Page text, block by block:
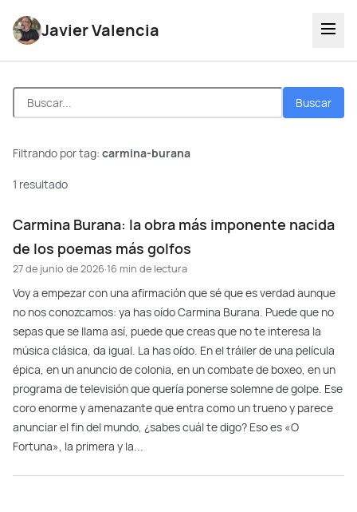
Javier Valencia
Buscar
Filtrando por tag: carmina-burana
1 resultado
Carmina Burana: la obra más imponente nacida
de los poemas más golfos
27 de junio de 2026·16 min de lectura
Voy a empezar con una afirmación que sé que es verdad aunque
no nos conozcamos: ya has oído Carmina Burana. Puede que no
sepas que se llama así, puede que creas que no te interesa la
música clásica, da igual. La has oído. En el tráiler de una película
épica, en un anuncio de colonia, en un combate de boxeo, en un
programa de televisión que quería ponerse solemne de golpe. Ese
coro enorme y amenazante que entra como un trueno y parece
anunciar el fin del mundo, ¿sabes cuál te digo? Eso es «O
Fortuna», la primera y la...